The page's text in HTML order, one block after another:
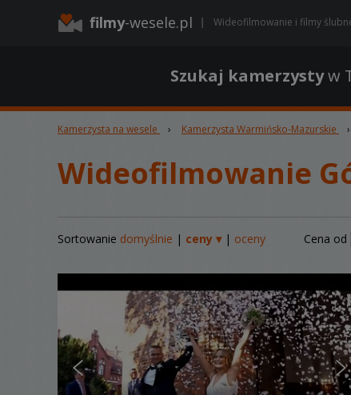
filmy-wesele.pl Wideofilmowanie i filmy
Szukaj kamerzystyw
Kamerzysta na wesele › Kamerzysta Warmińsko-Mazurskie ›
Wideofilmowanie
Sortowanie domyślnie | ceny ▾| oceny Cena od